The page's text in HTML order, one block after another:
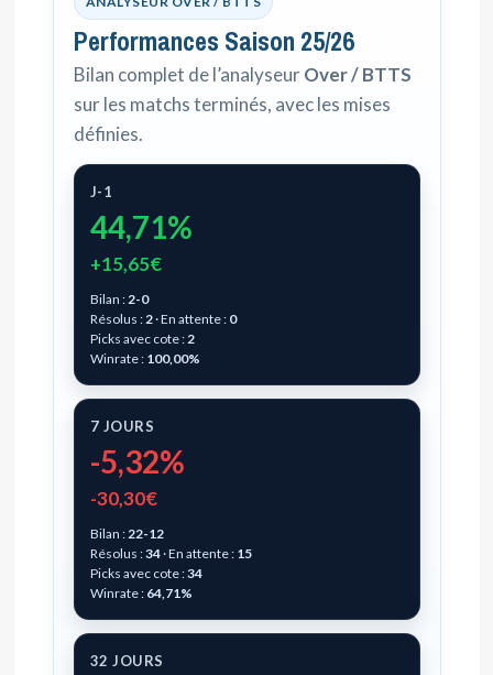
Performances Saison 25/26
Bilan complet de l’analyseurOver / BTTS
sur les matchs terminés, avec les mises
définies.
J-1
44,71%
+15,65€
Bilan : 2-0
Résolus : 2· En attente : 0
Picks avec cote : 2
Winrate : 100,00%
7 JOURS
-5,32%
-30,30€
Bilan : 22-12
Résolus :34· En attente : 15
Picks avec cote :34
Winrate : 64,71%
32 JOURS